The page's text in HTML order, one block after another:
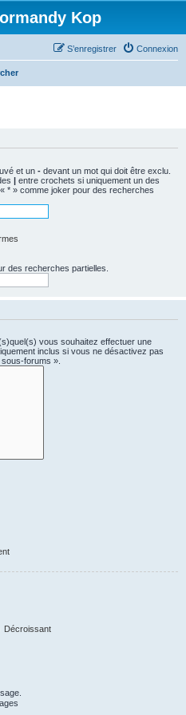
Kop
Connexion
S’enregistrer
et un - devant un mot qui doit être exclu.
| entre crochets si uniquement un des
* » comme joker pour des recherches
des recherches partielles.
vous souhaitez effectuer une
inclus si vous ne désactivez pas
forums ».
Décroissant